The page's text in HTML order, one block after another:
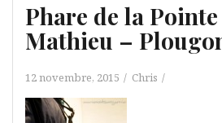
Phare de la
Mathieu –
12 novembre, 2015 Chris